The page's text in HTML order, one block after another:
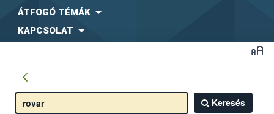
ÁTFOGÓ TÉMÁK
KAPCSOLAT
Keresés